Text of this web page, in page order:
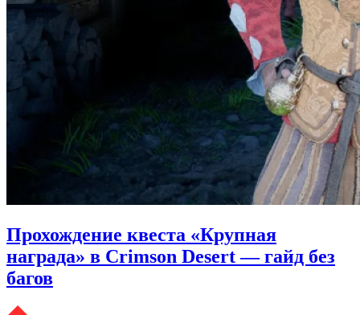
Прохождение квеста «Крупная
награда» в Crimson Desert — гайд без
багов